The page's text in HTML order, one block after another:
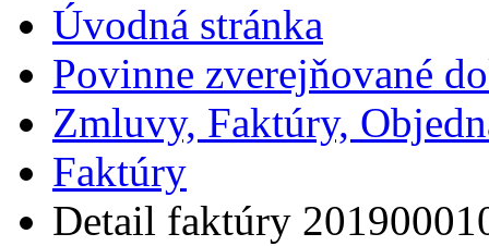
Úvodná stránka
Povinne zverejňované
Zmluvy, Faktúry,
Faktúry
Detail faktúry